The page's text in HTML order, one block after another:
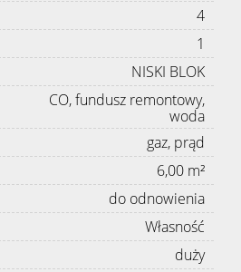
4
1
NISKI BLOK
CO, fundusz remontowy,
woda
gaz, prąd
6,00 m²
do odnowienia
Własność
duży